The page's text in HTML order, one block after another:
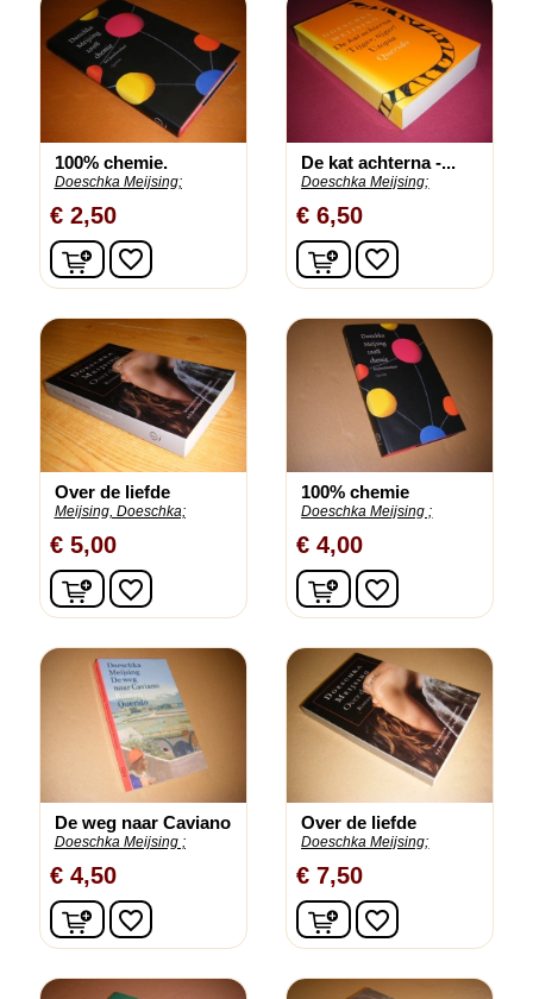
100% chemie.
Doeschka Meijsing;
€ 2,50
In winkelwagen
favorite_border
De kat achterna -...
Doeschka Meijsing;
€ 6,50
In winkelwagen
favorite_border
Over de liefde
Meijsing, Doeschka;
€ 5,00
In winkelwagen
favorite_border
100% chemie
Doeschka Meijsing ;
€ 4,00
In winkelwagen
favorite_border
De weg naar Caviano
Doeschka Meijsing ;
€ 4,50
In winkelwagen
favorite_border
Over de liefde
Doeschka Meijsing;
€ 7,50
In winkelwagen
favorite_border